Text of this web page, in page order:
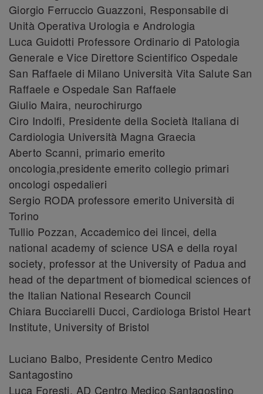
Giorgio Ferruccio Guazzoni, Responsabile di
Unità Operativa Urologia e Andrologia
Luca Guidotti Professore Ordinario di Patologia
Generale e Vice Direttore Scientifico Ospedale
San Raffaele di Milano Università Vita Salute San
Raffaele e Ospedale San Raffaele
Giulio Maira, neurochirurgo
Ciro Indolfi, Presidente della Società Italiana di
Cardiologia Università Magna Graecia
Aberto Scanni, primario emerito
oncologia,presidente emerito collegio primari
oncologi ospedalieri
Sergio RODA professore emerito Università di
Torino
Tullio Pozzan, Accademico dei lincei, della
national academy of science USA e della royal
society, professor at the University of Padua and
head of the department of biomedical sciences of
the Italian National Research Council
Chiara Bucciarelli Ducci, Cardiologa Bristol Heart
Institute, University of Bristol
Luciano Balbo, Presidente Centro Medico
Santagostino
Luca Foresti, AD Centro Medico Santagostino